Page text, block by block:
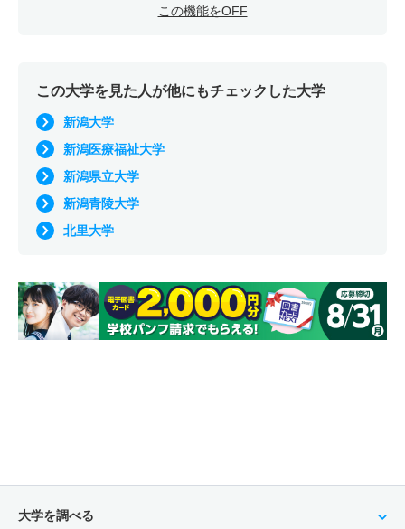
この機能をOFF
この大学を見た人が他にもチェックした大学
新潟大学
新潟医療福祉大学
新潟県立大学
新潟青陵大学
北里大学
大学を調べる